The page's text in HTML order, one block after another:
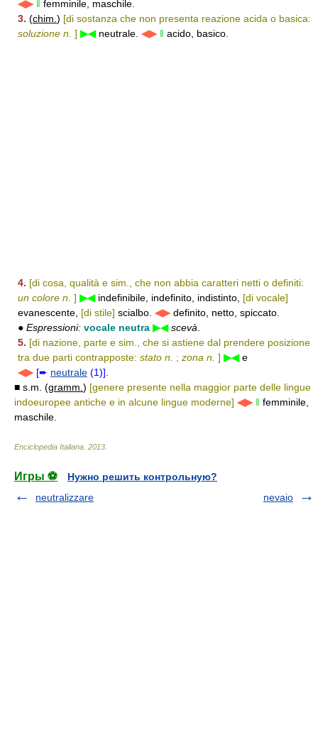
◀▶ ‖ femminile, maschile.
3. (chim. ) [di sostanza che non presenta reazione acida o basica:
soluzione n. ] ▶◀neutrale. ◀▶ ‖ acido, basico.
4. [di cosa, qualità e sim., che non abbia caratteri netti o definiti:
un colore n. ] ▶◀indefinibile, indefinito, indistinto, [di vocale]
evanescente, [di stile] scialbo. ◀▶definito, netto, spiccato.
● Espressioni: vocale neutra ▶◀ scevà
5. [di nazione, parte e sim., che si astiene dal prendere posizione
tra due parti contrapposte: stato n. ; zona n. ] ▶◀e
◀▶ [➨ neutrale (1)]
■ s.m. (gramm. ) [genere presente nella maggior parte delle lingue
indoeuropee antiche e in alcune lingue moderne] ◀▶ ‖ femminile,
maschile.
Enciclopedia Italiana 2013
Игры ⚽
Нужно решить контрольную?
neutralizzare
nevaio